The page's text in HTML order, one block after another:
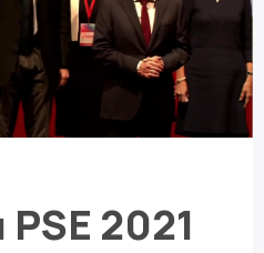
2021